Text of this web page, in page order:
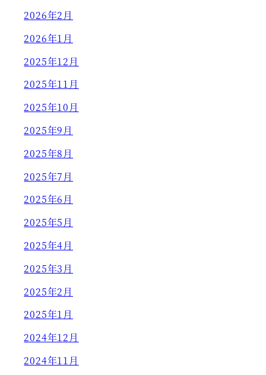
2026年2月
2026年1月
2025年12月
2025年11月
2025年10月
2025年9月
2025年8月
2025年7月
2025年6月
2025年5月
2025年4月
2025年3月
2025年2月
2025年1月
2024年12月
2024年11月